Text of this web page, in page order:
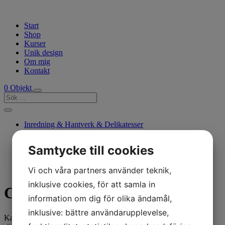
Start
Shop
Kurser
Unik design
Om mig
Kontakt
0 Objekt
Inredning & Hantverk & Delikatesser
Smycken
Chokladkaka
Kakaon hämtas från hållbara kooperativ i Ecuador. Odlarna får
Samtycke till cookies
Vi och våra partners använder teknik,
inklusive cookies, för att samla in
information om dig för olika ändamål,
inklusive: bättre användarupplevelse,